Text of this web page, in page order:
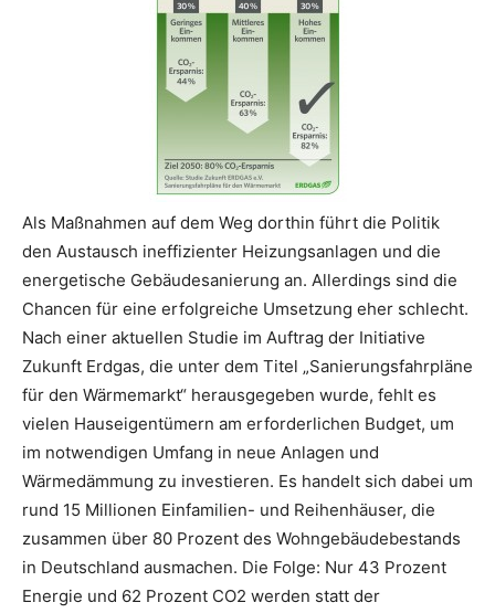
Als Maßnahmen auf dem Weg dorthin führt die Politik
den Austausch ineffizienter Heizungsanlagen und die
energetische Gebäudesanierung an. Allerdings sind die
Chancen für eine erfolgreiche Umsetzung eher schlecht.
Nach einer aktuellen Studie im Auftrag der Initiative
Zukunft Erdgas, die unter dem Titel „Sanierungsfahrpläne
für den Wärmemarkt“ herausgegeben wurde, fehlt es
vielen Hauseigentümern am erforderlichen Budget, um
im notwendigen Umfang in neue Anlagen und
Wärmedämmung zu investieren. Es handelt sich dabei um
rund 15 Millionen Einfamilien- und Reihenhäuser, die
zusammen über 80 Prozent des Wohngebäudebestands
in Deutschland ausmachen. Die Folge: Nur 43 Prozent
Energie und 62 Prozent CO2 werden statt der